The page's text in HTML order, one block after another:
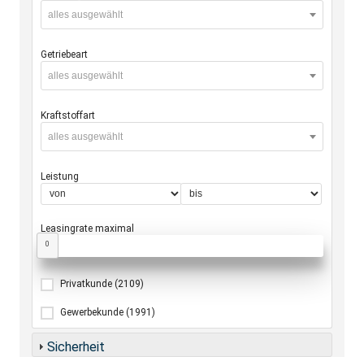
alles ausgewählt
Getriebeart
alles ausgewählt
Kraftstoffart
alles ausgewählt
Leistung
Leasingrate maximal
0
Privatkunde (2109)
Gewerbekunde (1991)
Sicherheit